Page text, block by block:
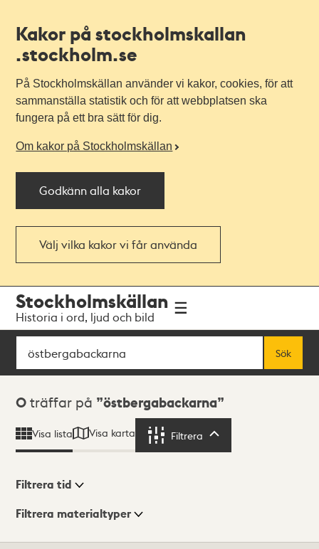
Kakor på stockholmskallan
.stockholm.se
På Stockholmskällan använder vi kakor, cookies, för att
sammanställa statistik och för att webbplatsen ska
fungera på ett bra sätt för dig.
Om kakor på Stockholmskällan
Godkänn alla kakor
Välj vilka kakor vi får använda
navigationen
huvudinnehållet
Stockholmskällan
Historia i ord, ljud och bild
Sök
Sök
Sökresultat
0 träffar på östbergabackarna
Visa lista Visa karta Filtrera
Visningsläge
Filtrera tid
Filtrera materialtyper